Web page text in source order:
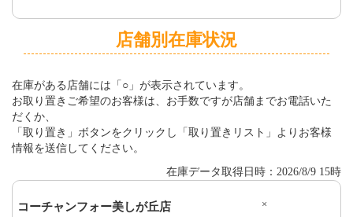
店舗別在庫状況
在庫がある店舗には「○」が表示されています。
お取り置きご希望のお客様は、お手数ですが店舗までお電話いた
だくか、
「取り置き」ボタンをクリックし「取り置きリスト」よりお客様
情報を送信してください。
在庫データ取得日時：2026/8/9 15時
コーチャンフォー美しが丘店 ×